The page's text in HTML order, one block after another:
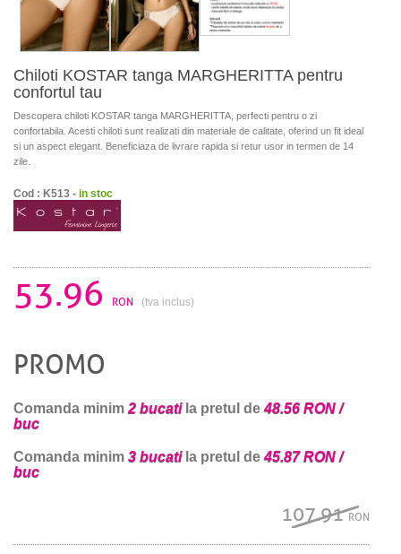
Chiloti KOSTAR tanga MARGHERITTA pentru
confortul tau
Descopera chiloti KOSTAR tanga MARGHERITTA, perfecti pentru o zi
confortabila. Acesti chiloti sunt realizati din materiale de calitate, oferind un fit ideal
si un aspect elegant. Beneficiaza de livrare rapida si retur usor in termen de 14
zile.
Cod : K513 - in stoc
53.96 RON (tva inclus)
PROMO
Comanda minim 2 bucatila pretul de48.56 RON /
buc
Comanda minim 3 bucatila pretul de45.87 RON /
buc
107.91RON